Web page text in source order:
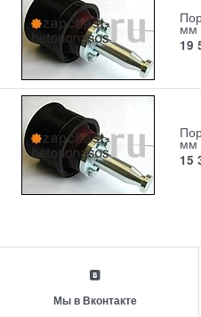
мм
19
мм
15
Мы в Вконтакте